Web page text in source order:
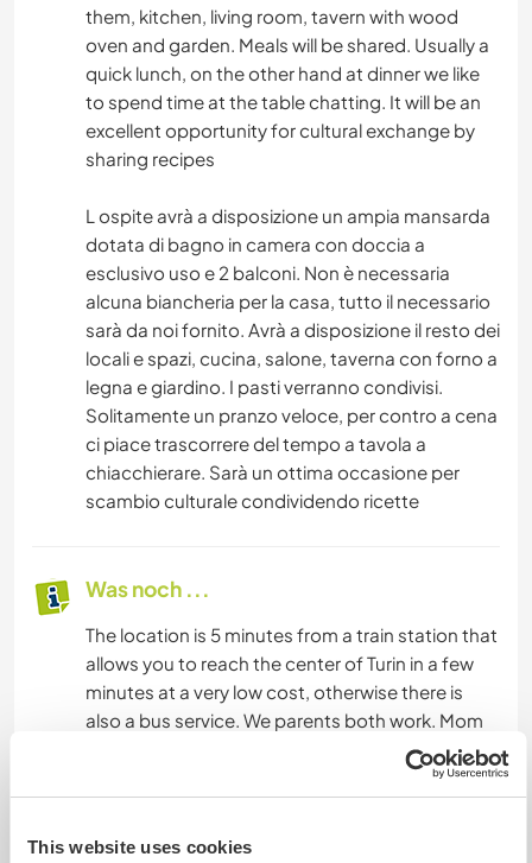
This website uses cookies
them, kitchen, living room, tavern with wood
oven and garden. Meals will be shared. Usually a
quick lunch, on the other hand at dinner we like
to spend time at the table chatting. It will be an
excellent opportunity for cultural exchange by
sharing recipes
L ospite avrà a disposizione un ampia mansarda
dotata di bagno in camera con doccia a
esclusivo uso e 2 balconi. Non è necessaria
alcuna biancheria per la casa, tutto il necessario
sarà da noi fornito. Avrà a disposizione il resto dei
locali e spazi, cucina, salone, taverna con forno a
legna e giardino. I pasti verranno condivisi.
Solitamente un pranzo veloce, per contro a cena
ci piace trascorrere del tempo a tavola a
chiacchierare. Sarà un ottima occasione per
scambio culturale condividendo ricette
Was noch ...
The location is 5 minutes from a train station that
allows you to reach the center of Turin in a few
minutes at a very low cost, otherwise there is
also a bus service. We parents both work. Mom
in the morning and I (dad) full time, our little girl
attends primary school and some afternoons
she will return around 4 pm. In the house you do